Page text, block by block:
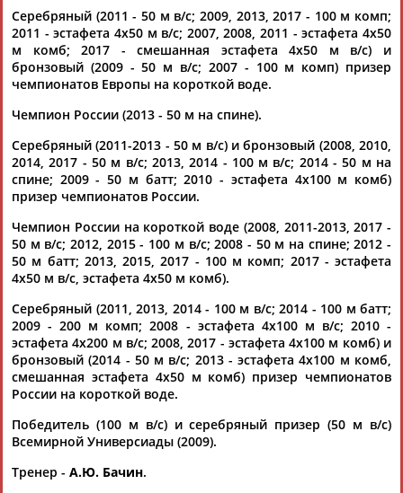
Турнир, посвящённый памяти выдающегося пловца
Дмитрия Волкова
...Многократный экс-рекордсмен мира в эстафетном
плаванииСергейВасильевичФесиков; • Многократный
чемпион...
(Проект:Информационное агентство СТАДИОН)
28.05.2025
Сергей Фесиков стал директором по плаванию ФВВСР
Бронзовый призер Олимпийских игр 2012 годаСергей
Фесиковназначен на пост спортивного директора по
плаванию Федерации водных... ...водных видов спорта
России, ее возглавил Дмитрий Мазепин.
На Олимпиаде 2012 года в Лондоне он завоевал...
(Проект:Информационное агентство СТАДИОН )
27.01.2025
ФВВСР: В состав комитета по плаванию вошел 21 человек
Ильченко,Сергей Ильин, Юрий Жердев,СергейКуликов,
Евгений Коротышкин,... ...Попов, Владимир Предкин, Денис
Пиманков, Рылов, Сергей Фесиков, АнастасияФесиковаи
Андрей Шишин. В конце октября...
(Проект:Информационное агентство СТАДИОН)
26.11.2024
Плавание. Игры дружбы 2022. 2 этап. Спорт. 21 ноября
(прямая видеотрансляция)
Пригода, Сергей Фесиков
Серебряный (2011 - 50 м в/с; 2009, 2013, 2017 - 100 м комп;
2011 - эстафета 4х50 м в/с; 2007, 2008, 2011 - эстафета 4х50
м комб; 2017 - смешанная эстафета 4х50 м в/с) и
бронзовый (2009 - 50 м в/с; 2007 - 100 м комп) призер
чемпионатов Европы на короткой воде.
Чемпион России (2013 - 50 м на спине).
Серебряный (2011-2013 - 50 м в/с) и бронзовый (2008, 2010,
2014, 2017 - 50 м в/с; 2013, 2014 - 100 м в/с; 2014 - 50 м на
спине; 2009 - 50 м батт; 2010 - эстафета 4х100 м комб)
призер чемпионатов России.
Чемпион России на короткой воде (2008, 2011-2013, 2017 -
50 м в/с; 2012, 2015 - 100 м в/с; 2008 - 50 м на спине; 2012 -
50 м батт; 2013, 2015, 2017 - 100 м комп; 2017 - эстафета
4х50 м в/с, эстафета 4х50 м комб).
Серебряный (2011, 2013, 2014 - 100 м в/с; 2014 - 100 м батт;
2009 - 200 м комп; 2008 - эстафета 4х100 м в/с; 2010 -
эстафета 4х200 м в/с; 2008, 2017 - эстафета 4х100 м комб) и
бронзовый (2014 - 50 м в/с; 2013 - эстафета 4х100 м комб,
смешанная эстафета 4х50 м комб) призер чемпионатов
России на короткой воде.
Победитель (100 м в/с) и серебряный призер (50 м в/с)
Всемирной Универсиады (2009).
Тренер - А.Ю. Бачин.